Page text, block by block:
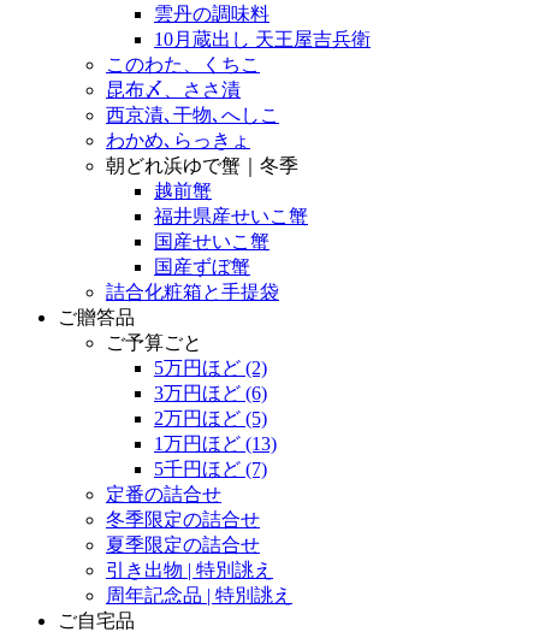
雲丹の調味料
10月蔵出し 天王屋吉兵衛
このわた、くちこ
昆布〆、ささ漬
西京漬､干物､へしこ
わかめ､らっきょ
朝どれ浜ゆで蟹｜冬季
越前蟹
福井県産せいこ蟹
国産せいこ蟹
国産ずぼ蟹
詰合化粧箱と手提袋
ご贈答品
ご予算ごと
5万円ほど (2)
3万円ほど (6)
2万円ほど (5)
1万円ほど (13)
5千円ほど (7)
定番の詰合せ
冬季限定の詰合せ
夏季限定の詰合せ
引き出物 | 特別誂え
周年記念品 | 特別誂え
ご自宅品